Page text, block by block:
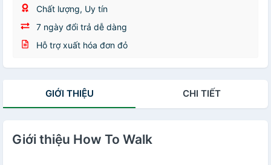
Chất lượng, Uy tín
7 ngày đổi trả dễ dàng
Hỗ trợ xuất hóa đơn đỏ
GIỚI THIỆU CHI TIẾT
Giới thiệu How To Walk